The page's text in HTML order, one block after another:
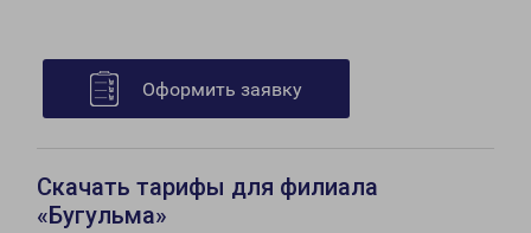
Оформить заявку
Скачать тарифы для филиала
«Бугульма»